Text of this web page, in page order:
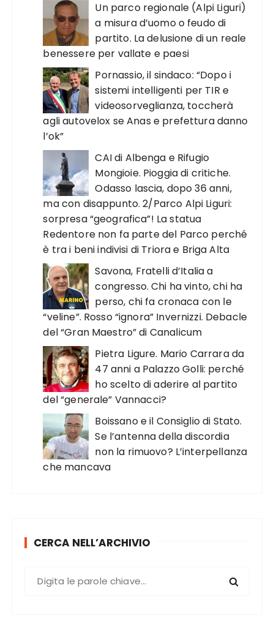
Un parco regionale (Alpi Liguri)
a misura d’uomo o feudo di
partito. La delusione di un reale
benessere per vallate e paesi
Pornassio, il sindaco: “Dopo i
sistemi intelligenti per TIR e
videosorveglianza, toccherà
agli autovelox se Anas e prefettura danno
l’ok”
CAI di Albenga e Rifugio
Mongioie. Pioggia di critiche.
Odasso lascia, dopo 36 anni,
ma con disappunto. 2/Parco Alpi Liguri:
sorpresa “geografica”! La statua
Redentore non fa parte del Parco perché
è tra i beni indivisi di Triora e Briga Alta
Savona, Fratelli d’Italia a
congresso. Chi ha vinto, chi ha
perso, chi fa cronaca con le
“veline”. Rosso “ignora” Invernizzi. Debacle
del “Gran Maestro” di Canalicum
Pietra Ligure. Mario Carrara da
47 anni a Palazzo Golli: perché
ho scelto di aderire al partito
del “generale” Vannacci?
Boissano e il Consiglio di Stato.
Se l’antenna della discordia
non la rimuovo? L’interpellanza
che mancava
CERCA NELL’ARCHIVIO